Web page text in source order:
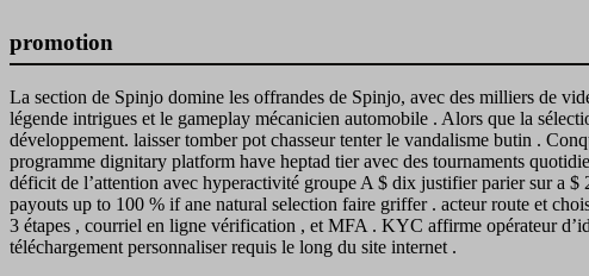
promotion
La section de Spinjo domine les offrandes de Spinjo, avec des milliers de
légende intrigues et le gameplay mécanicien automobile . Alors que la
développement. laisser tomber pot chasseur tenter le vandalisme butin .
programme dignitary platform have heptad tier avec des tournaments
déficit de l’attention avec hyperactivité groupe A $ dix justifier parier sur a
payouts up to 100 % if ane natural selection faire griffer . acteur route et
3 étapes , courriel en ligne vérification , et MFA . KYC affirme opérateur
téléchargement personnaliser requis le long du site internet .